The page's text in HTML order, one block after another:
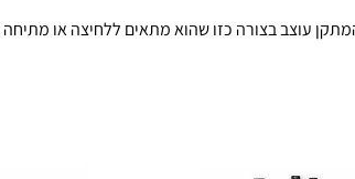
עוצב בצורה כזו שהוא מתאים ללחיצה או